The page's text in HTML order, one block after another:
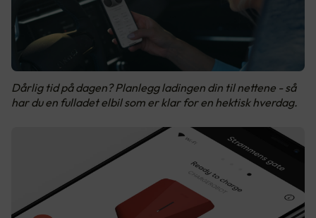
Dårlig tid på dagen? Planlegg ladingen din til nettene - så
har du en fulladet elbil som er klar for en hektisk hverdag.